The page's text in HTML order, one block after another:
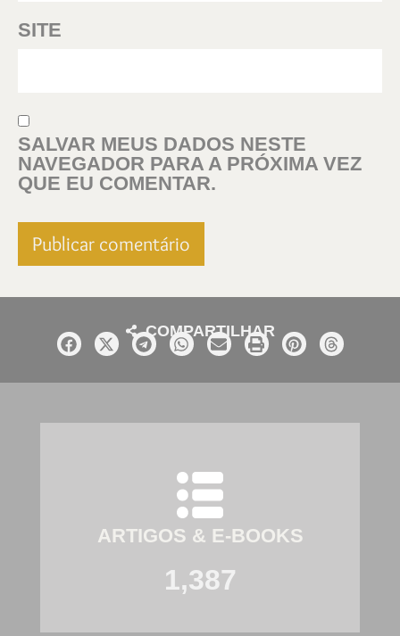
SITE
SALVAR MEUS DADOS NESTE
NAVEGADOR PARA A PRÓXIMA VEZ
QUE EU COMENTAR.
COMPARTILHAR
ARTIGOS & E-BOOKS
1,387